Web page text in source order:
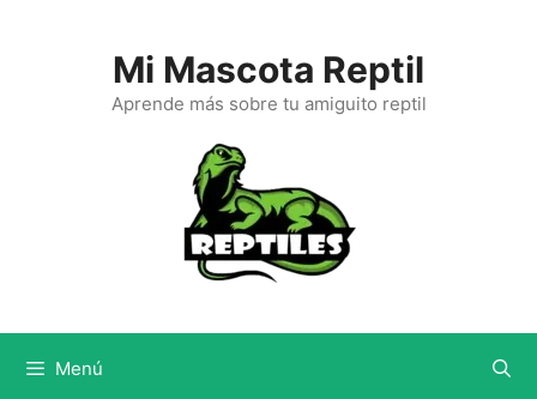
Mi Mascota Reptil
Aprende más sobre tu amiguito reptil
Menú